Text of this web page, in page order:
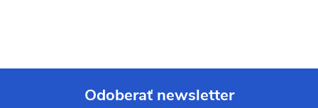
Odoberať newsletter